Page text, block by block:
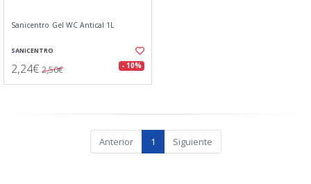
Sanicentro Gel WC Antical 1L
SANICENTRO
2,24€ 2,50€ - 10%
Anterior 1 Siguiente